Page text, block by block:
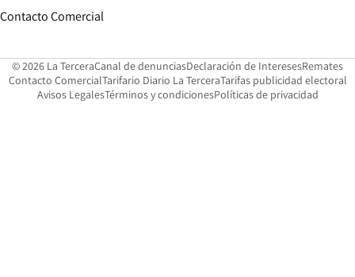
Contacto ComercialOpens in new window
© 2026 La TerceraCanal de denunciasOpens in new window
Declaración de InteresesOpens in
Remates
Contacto ComercialOpens in new window
Tarifario Diario La TerceraOpens in new window
Tarifas publicidad electoral
Avisos LegalesOpens in new window
Términos y condicionesPolíticas de privacidad